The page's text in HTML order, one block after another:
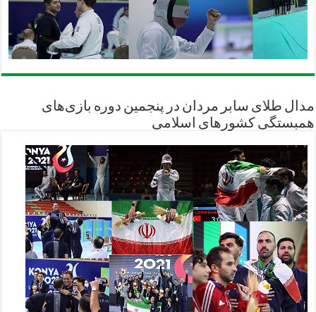
مدال طلای سابر مردان در پنجمین دوره بازی‌های
همبستگی کشورهای اسلامی